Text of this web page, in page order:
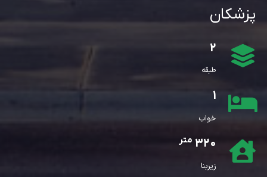
پزشکان
2
طبقه
1
خواب
320 متر
زیربنا